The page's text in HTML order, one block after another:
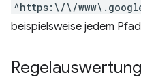
^https:\/\/
beispielsweise jedem
Regelauswertung